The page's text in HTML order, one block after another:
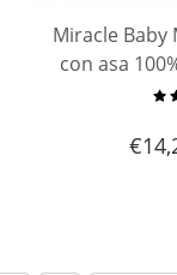
Miracle Baby
con asa
ajustable
versátil€